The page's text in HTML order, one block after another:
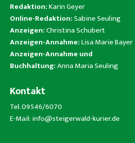
Redaktion:Karin Geyer
Online-Redaktion:Sabine Seuling
Anzeigen:Christina Schubert
Anzeigen-Annahme:Lisa Marie Bayer
Anzeigen-Annahme und
Buchhaltung:Anna Maria Seuling
Kontakt
Tel. 09546/6070
E-Mail: info@steigerwald-kurier.de